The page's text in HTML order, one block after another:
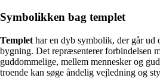
Symbolikken bag templet
Templet har en dyb symbolik, der går ud
bygning. Det repræsenterer forbindelsen
guddommelige, mellem mennesker og
troende kan søge åndelig vejledning og